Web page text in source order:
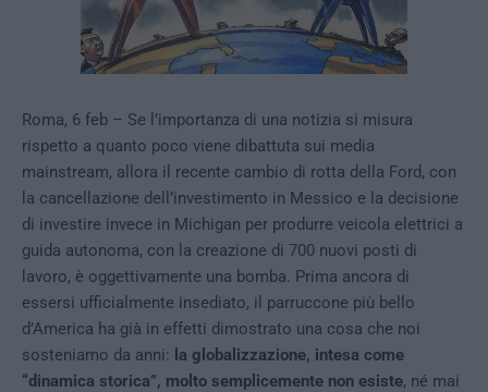
Roma, 6 feb – Se l’importanza di una notizia si misura
rispetto a quanto poco viene dibattuta sui media
mainstream, allora il recente cambio di rotta della Ford, con
la cancellazione dell’investimento in Messico e la decisione
di investire invece in Michigan per produrre veicola elettrici a
guida autonoma, con la creazione di 700 nuovi posti di
lavoro, è oggettivamente una bomba. Prima ancora di
essersi ufficialmente insediato, il parruccone più bello
d’America ha già in effetti dimostrato una cosa che noi
sosteniamo da anni: la globalizzazione, intesa come
“dinamica storica”, molto semplicemente non esiste, né mai